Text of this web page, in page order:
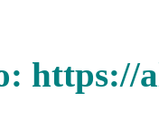
https://